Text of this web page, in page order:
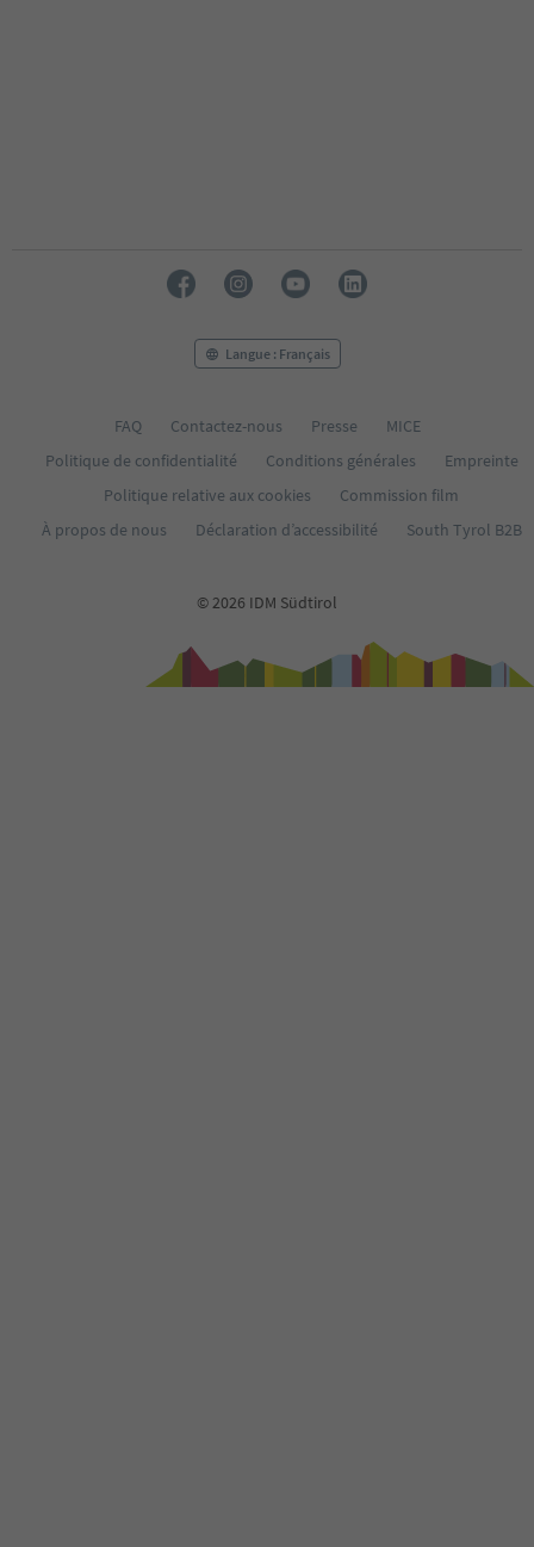
Langue : Français
FAQ Contactez-nous Presse
MICE
Politique de confidentialité
Conditions générales
Empreinte
Politique relative aux cookies
Commission film
À propos de nous
Déclaration d’accessibilité South Tyrol B2B
© 2026 IDM Südtirol